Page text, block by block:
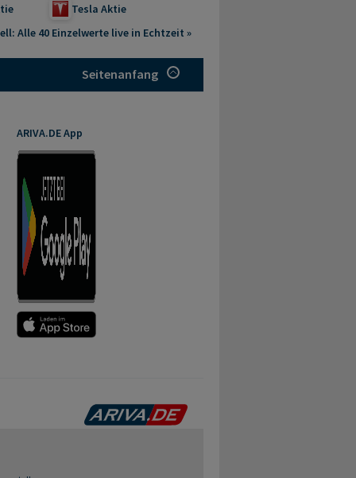
Tesla Aktie
Alle 40 Einzelwerte live in Echtzeit »
Seitenanfang
ARIVA.DE App